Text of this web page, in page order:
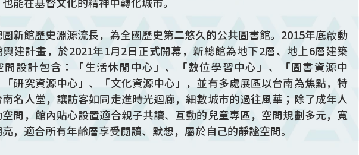
能在基督文化的精神中轉化城市。
新館歷史淵源流長，為全國歷史第二悠久的公共圖書館。2015年底啟動
興建計畫，於2021年1月2日正式開幕，新總館為地下2層、地上6層建築
間設計包含：「生活休閒中心」、「數位學習中心」、「圖書資源中
研究資源中心」、「文化資源中心」，並有多處展區以台南為焦點，特
名人堂，讓訪客如同走進時光迴廊，細數城市的過往風華；除了成年人
間，館內貼心設置適合親子共讀、互動的兒童專區，空間規劃多元，寬
，適合所有年齡層享受閱讀、默想，屬於自己的靜謐空間。